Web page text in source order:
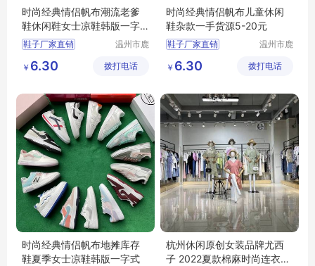
时尚经典情侣帆布潮流老爹
鞋休闲鞋女士凉鞋韩版一字
式
鞋子厂家直销
地摊鞋子批发
底价鞋批发
温州市鹿
步鞋行
￥ 6.30 拨打电话
时尚经典情侣帆布儿童休闲
鞋杂款一手货源5-20元
鞋子厂家直销
地摊鞋子批发
底价鞋批发
温州市鹿
步鞋行
￥ 6.30 拨打电话
时尚经典情侣帆布地摊库存
鞋夏季女士凉鞋韩版一字式
杭州休闲原创女装品牌尤西
子 2022夏款棉麻时尚连衣裙